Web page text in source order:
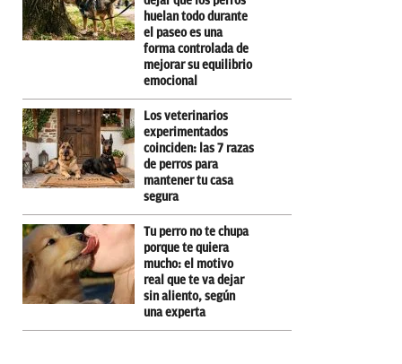
huelan todo durante
el paseo es una
forma controlada de
mejorar su equilibrio
emocional
Los veterinarios
experimentados
coinciden: las 7 razas
de perros para
mantener tu casa
segura
Tu perro no te chupa
porque te quiera
mucho: el motivo
real que te va dejar
sin aliento, según
una experta